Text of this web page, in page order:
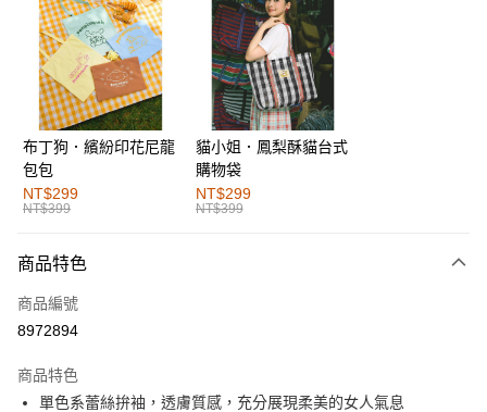
超商取貨付款
LINE Pay
街口支付
運送方式
全家取貨付款
每筆NT$60，滿NT$1,000(含以上)免運費
付款後全家取貨
萊爾富取貨付款
付款後萊爾富取貨
布丁狗．繽紛印花尼龍
包包
NT$299
NT$399
貓小姐．鳳梨酥貓台式
購物袋
NT$299
NT$399
商品特色
商品編號
8972894
商品特色
單色系蕾絲拚袖，透膚質感，充分展現柔美的女人氣息